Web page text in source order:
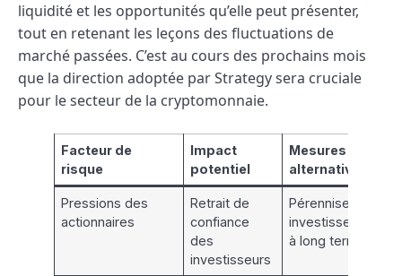
liquidité et les opportunités qu’elle peut présenter,
tout en retenant les leçons des fluctuations de
marché passées. C’est au cours des prochains mois
que la direction adoptée par Strategy sera cruciale
pour le secteur de la cryptomonnaie.
Facteur de
risque
Impact
potentiel
Mesures
alternatives
Pressions des
actionnaires
Retrait de
confiance
des
investisseurs
Pérenniser un
investissement
à long terme